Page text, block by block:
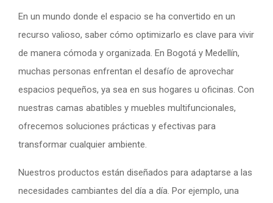
En un mundo donde el espacio se ha convertido en un
recurso valioso, saber cómo optimizarlo es clave para vivir
de manera cómoda y organizada. En Bogotá y Medellín,
muchas personas enfrentan el desafío de aprovechar
espacios pequeños, ya sea en sus hogares u oficinas. Con
nuestras camas abatibles y muebles multifuncionales,
ofrecemos soluciones prácticas y efectivas para
transformar cualquier ambiente.
Nuestros productos están diseñados para adaptarse a las
necesidades cambiantes del día a día. Por ejemplo, una